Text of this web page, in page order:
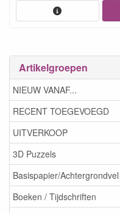
Artikelgroepen
NIEUW VANAF...
RECENT TOEGEVOEGD
UITVERKOOP
3D Puzzels
Basispapier/Achtergrondvel
Boeken / Tijdschriften